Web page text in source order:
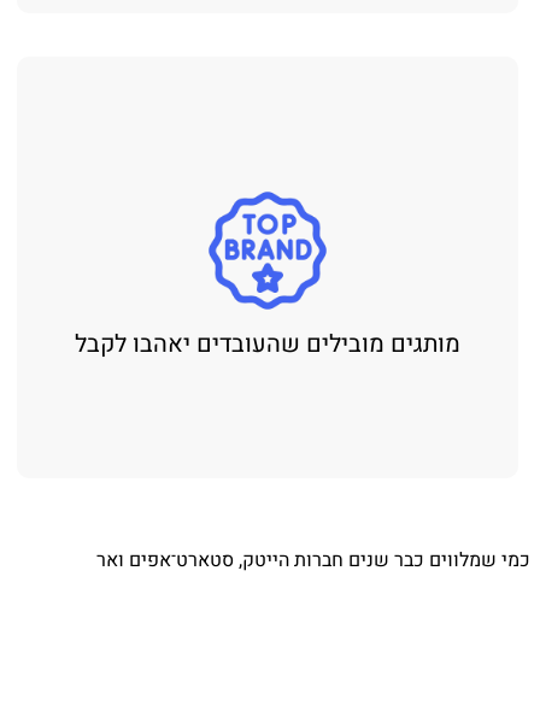
מותגים מובילים שהעובדים יאהבו לקבל
שמלווים כבר שנים חברות הייטק, סטארט־אפים ואר